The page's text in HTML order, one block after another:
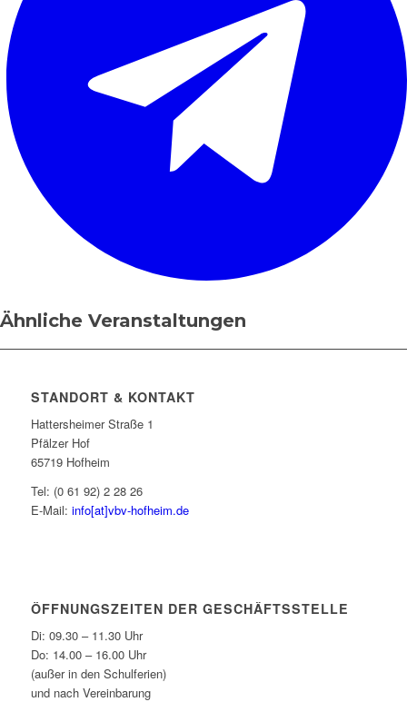
Ähnliche Veranstaltungen
STANDORT & KONTAKT
Hattersheimer Straße 1
Pfälzer Hof
65719 Hofheim
Tel: (0 61 92) 2 28 26
E-Mail: info[at]vbv-hofheim.de
ÖFFNUNGSZEITEN DER GESCHÄFTSSTELLE
Di: 09.30 – 11.30 Uhr
Do: 14.00 – 16.00 Uhr
(außer in den Schulferien)
und nach Vereinbarung